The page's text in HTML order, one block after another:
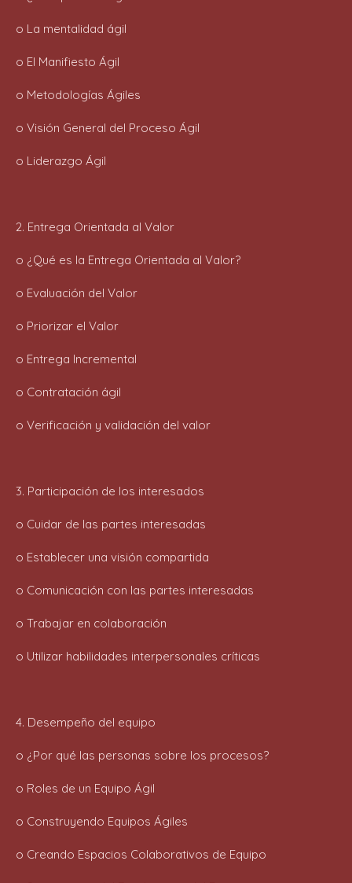
o La mentalidad ágil
o El Manifiesto Ágil
o Metodologías Ágiles
o Visión General del Proceso Ágil
o Liderazgo Ágil
2. Entrega Orientada al Valor
o ¿Qué es la Entrega Orientada al Valor?
o Evaluación del Valor
o Priorizar el Valor
o Entrega Incremental
o Contratación ágil
o Verificación y validación del valor
3. Participación de los interesados
o Cuidar de las partes interesadas
o Establecer una visión compartida
o Comunicación con las partes interesadas
o Trabajar en colaboración
o Utilizar habilidades interpersonales críticas
4. Desempeño del equipo
o ¿Por qué las personas sobre los procesos?
o Roles de un Equipo Ágil
o Construyendo Equipos Ágiles
o Creando Espacios Colaborativos de Equipo